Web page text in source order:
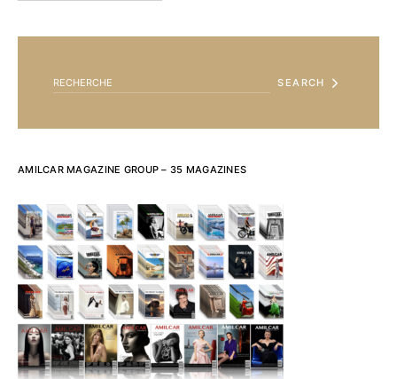
SEARCH
AMILCAR MAGAZINE GROUP – 35 MAGAZINES